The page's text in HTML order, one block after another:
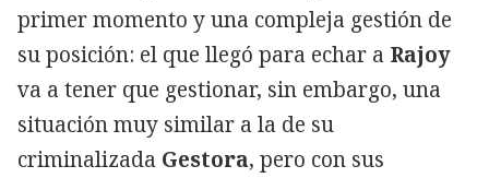
primer momento y una compleja gestión de
su posición: el que llegó para echar a Rajoy
va a tener que gestionar, sin embargo, una
situación muy similar a la de su
criminalizada Gestora, pero con sus